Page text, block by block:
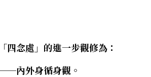
佛教「四念處」的進一步觀修為：
不淨──內外身循身觀。